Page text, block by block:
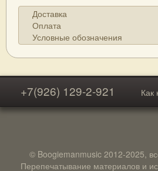
Доставка
Оплата
Условные обозначения
+7(926) 129-2-921 Как
© Boogiemanmusic 2012-2025,
Перепечатывание материалов и